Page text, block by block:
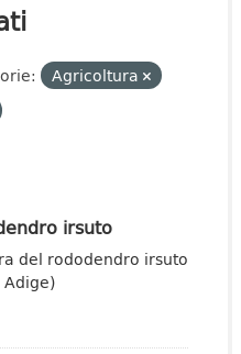
Agricoltura
irsuto
del rododendro irsuto